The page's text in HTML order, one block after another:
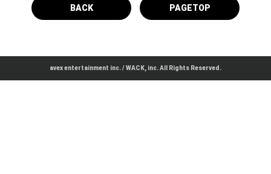
BACK PAGETOP
avex entertainment inc. / WACK, inc. All Rights Reserved.